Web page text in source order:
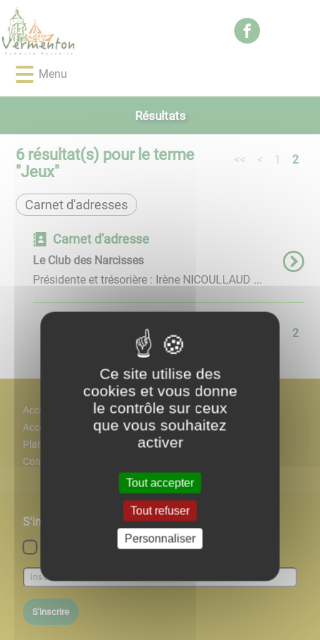
Lien
d'accès
rapide
au
menu
Lien
d'accès
rapide
au
contenu
Lien
d'accès
rapide
à
Lien
d'accès
rapide
au
pied
Menu
Résultats
6 résultat(s) pour le terme
"Jeux"
<< < 1 2
Carnet d'adresses
Carnet d'adresse
Le Club des Narcisses
Présidente et trésorière : Irène NICOULLAUD ...
2
Accès
Accessiblité
Plan
Contact
S'inscrire à notre newsletter
Lettre d'information par défaut
S'inscrire
Panneau de gestion des cookies
Ce site utilise des
cookies et vous donne
le contrôle sur ceux
que vous souhaitez
activer
Tout accepter
Tout refuser
Personnaliser